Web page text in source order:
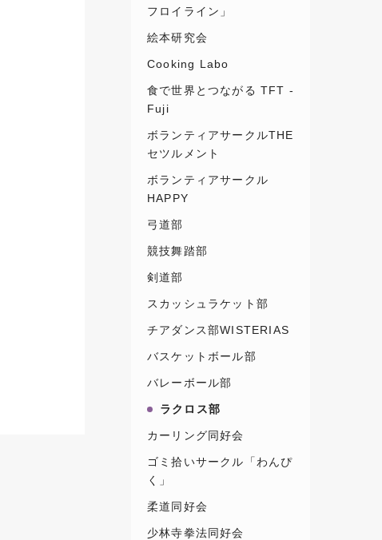
フロイライン」
絵本研究会
Cooking Labo
食で世界とつながる TFT -
Fuji
ボランティアサークルTHE
セツルメント
ボランティアサークル
HAPPY
弓道部
競技舞踏部
剣道部
スカッシュラケット部
チアダンス部WISTERIAS
バスケットボール部
バレーボール部
ラクロス部
カーリング同好会
ゴミ拾いサークル「わんぴ
く」
柔道同好会
少林寺拳法同好会